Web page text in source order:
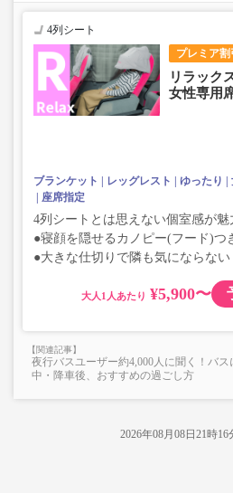
プレミア割
4列シート
リラック
女性専用席
ブランケット レッグレスト ゆったり
座席指定
4列シートとは思えない個室感が魅
●寝顔を隠せるカノピー(フード)つ
●大きな仕切りで隣も気にならない
大人 ¥5,900〜
夜行バスユーザー約4,000人に聞く！バ
中・降車後、おすすめの過ごし方
2026年08月08日21時16